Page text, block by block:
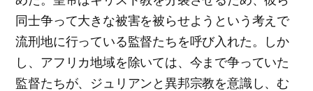
同士争って大きな被害を被らせようという考えで
流刑地に行っている監督たちを呼び入れた。しか
し、アフリカ地域を除いては、今まで争っていた
監督たちが、ジュリアンと異邦宗教を意識し、む